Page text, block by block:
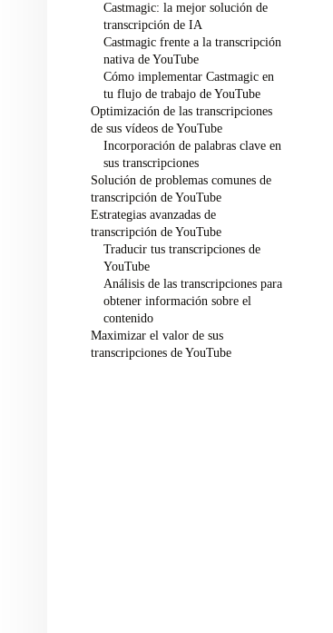
Castmagic: la mejor solución de
transcripción de IA
Castmagic frente a la transcripción
nativa de YouTube
Cómo implementar Castmagic en
tu flujo de trabajo de YouTube
Optimización de las transcripciones
de sus vídeos de YouTube
Incorporación de palabras clave en
sus transcripciones
Solución de problemas comunes de
transcripción de YouTube
Estrategias avanzadas de
transcripción de YouTube
Traducir tus transcripciones de
YouTube
Análisis de las transcripciones para
obtener información sobre el
contenido
Maximizar el valor de sus
transcripciones de YouTube